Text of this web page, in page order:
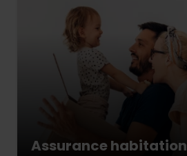
Assurance habitation